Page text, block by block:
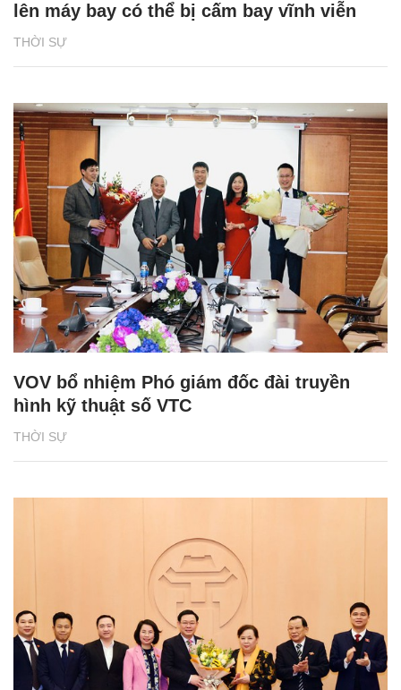
THỜI SỰ
lên máy bay có thể bị cấm bay vĩnh viễn
THỜI SỰ
VOV bổ nhiệm Phó giám đốc đài truyền
hình kỹ thuật số VTC